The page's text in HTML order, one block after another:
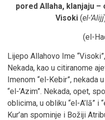
pored Allaha, klanjaju –
Visoki(el-’Alijj
(el-
Lijepo Allahovo Ime
Nekada, kao u citiranome
Imenom “el-Kebir”, nekada
“el-’Azim”. Nekada, opet,
oblicima, u obliku “el-A’lā” i
Kur’an spominje i Božiji